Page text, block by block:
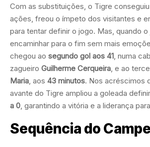
Com as substituições, o Tigre
ações, freou o ímpeto dos visitantes e
para tentar definir o jogo. Mas, quando
encaminhar para o fim sem mais
chegou ao segundo gol aos 41 , numa
zagueiro Guilherme Cerqueira , e ao
Maria , aos 43 minutos. Nos acréscimos
avante do Tigre ampliou a goleada
a 0 , garantindo a vitória e a liderança
Sequência do